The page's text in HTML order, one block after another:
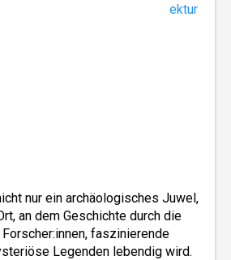
ektur
nur ein archäologisches Juwel,
an dem Geschichte durch die
faszinierende
Legenden lebendig wird.